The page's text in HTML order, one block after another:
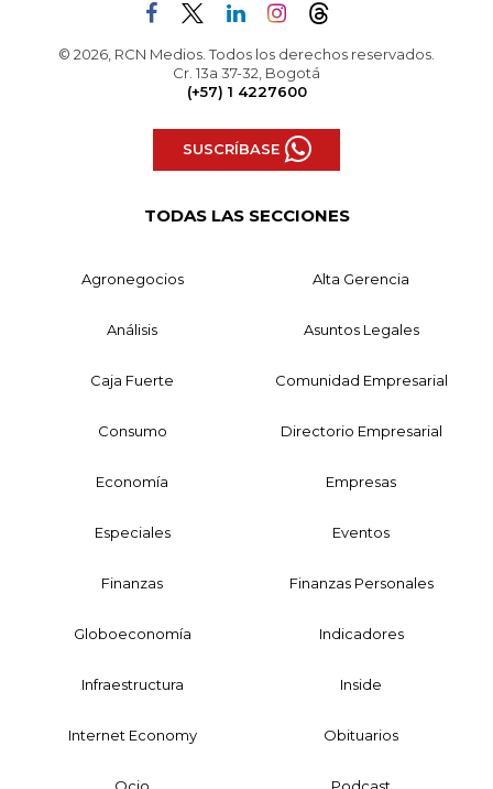
© 2026, RCN Medios. Todos los derechos reservados.
Cr. 13a 37-32, Bogotá
(+57) 1 4227600
SUSCRÍBASE
TODAS LAS SECCIONES
Agronegocios Alta Gerencia
Análisis Asuntos Legales
Caja Fuerte Comunidad Empresarial
Consumo Directorio Empresarial
Economía Empresas
Especiales Eventos
Finanzas Finanzas Personales
Globoeconomía Indicadores
Infraestructura Inside
Internet Economy Obituarios
Ocio Podcast